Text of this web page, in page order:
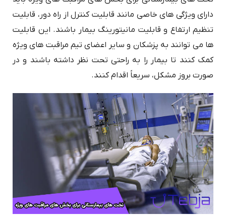
دارای ویژگی های خاصی مانند قابلیت کنترل از راه دور، قابلیت
تنظیم ارتفاع و قابلیت مانیتورینگ بیمار باشند. این قابلیت
ها می توانند به پزشکان و سایر اعضای تیم مراقبت های ویژه
کمک کنند تا بیمار را به راحتی تحت نظر داشته باشند و در
صورت بروز مشکل، سریعاً اقدام کنند.